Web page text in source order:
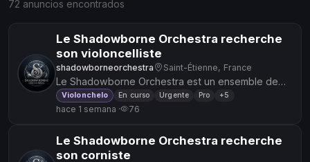
72 anuncios encontrados
Le Shadowborne Orchestra recherche
son violoncelliste
shadowborneorchestra Saint-Étienne, France
Le Shadowborne Orchestra est un ensemble de
musique d'OST de jeu vidéo et d'anime, sous
l'égide de la création et de la...
Violonchelo En curso Urgente Pro +5
hace 1 semana · 76
Le Shadowborne Orchestra recherche
son corniste